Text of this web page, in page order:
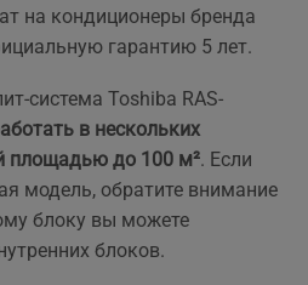
на кондиционеры бренда
гарантию 5 лет.
система Toshiba RAS-
в нескольких
площадью до 100 м². Если
модель, обратите внимание
блоку вы можете
блоков.